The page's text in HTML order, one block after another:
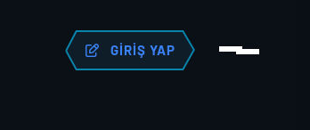
GIRIŞ YAP